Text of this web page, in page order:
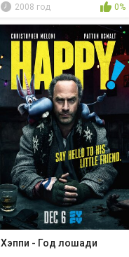
2008 год 0%
Хэппи - Год лошади